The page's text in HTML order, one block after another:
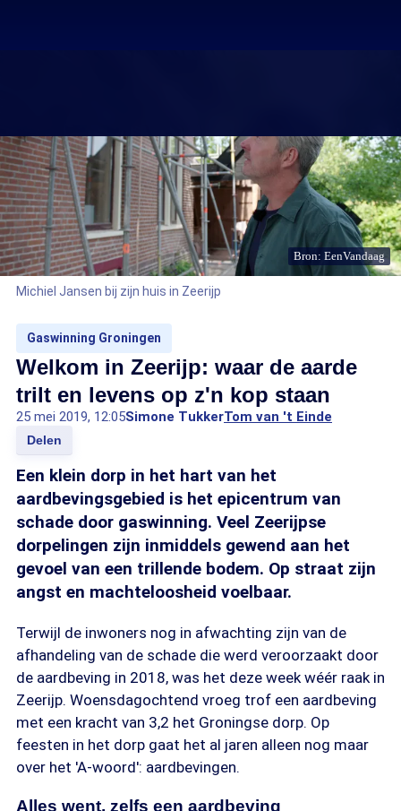
Bron: EenVandaag
Michiel Jansen bij zijn huis in Zeerijp
Gaswinning Groningen
Welkom in Zeerijp: waar de aarde
trilt en levens op z'n kop staan
25 mei 2019, 12:05Simone TukkerTom van 't Einde
Delen
Een klein dorp in het hart van het
aardbevingsgebied is het epicentrum van
schade door gaswinning. Veel Zeerijpse
dorpelingen zijn inmiddels gewend aan het
gevoel van een trillende bodem. Op straat zijn
angst en machteloosheid voelbaar.
Terwijl de inwoners nog in afwachting zijn van de
afhandeling van de schade die werd veroorzaakt door
de aardbeving in 2018, was het deze week wéér raak in
Zeerijp. Woensdagochtend vroeg trof een aardbeving
met een kracht van 3,2 het Groningse dorp. Op
feesten in het dorp gaat het al jaren alleen nog maar
over het 'A-woord': aardbevingen.
Alles went, zelfs een aardbeving